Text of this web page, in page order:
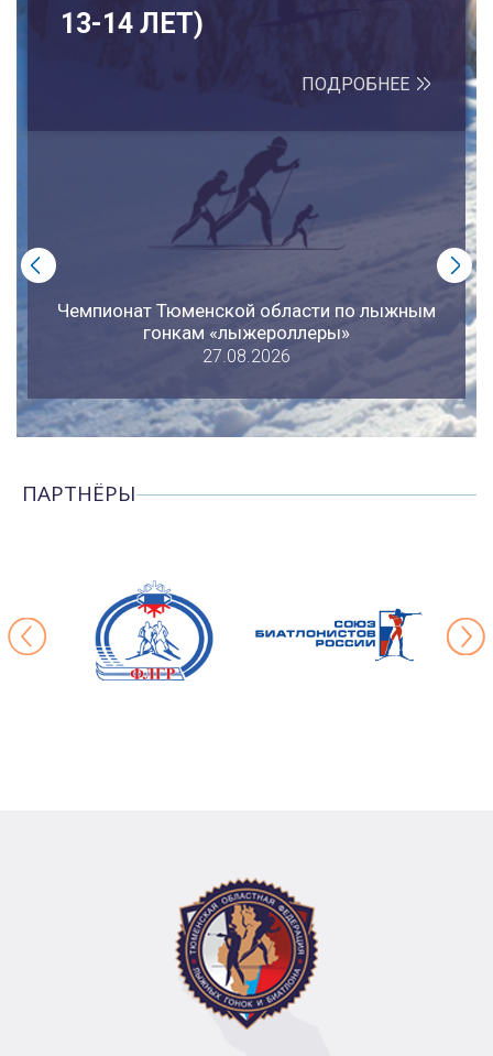
13-14 ЛЕТ)
ПОДРОБНЕЕ
Чемпионат Тюменской области по лыжным
гонкам «лыжероллеры»
27.08.2026
ПАРТНЁРЫ